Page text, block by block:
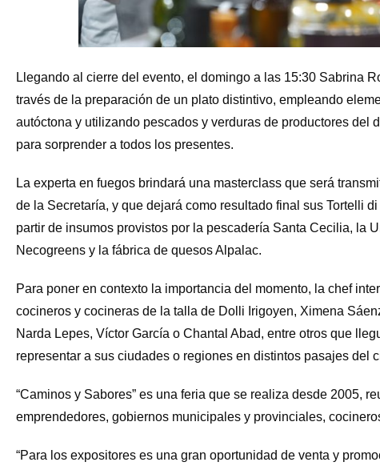
Llegando al cierre del evento, el domingo a las 15:30 Sabrina
través de la preparación de un plato distintivo, empleando
autóctona y utilizando pescados y verduras de productores del
para sorprender a todos los presentes.
La experta en fuegos brindará una masterclass que será
de la Secretaría, y que dejará como resultado final sus Tortelli
partir de insumos provistos por la pescadería Santa Cecilia, la
Necogreens y la fábrica de quesos Alpalac.
Para poner en contexto la importancia del momento, la chef
cocineros y cocineras de la talla de Dolli Irigoyen, Ximena
Narda Lepes, Víctor García o Chantal Abad, entre otros que
representar a sus ciudades o regiones en distintos pasajes del
“Caminos y Sabores” es una feria que se realiza desde 2005,
emprendedores, gobiernos municipales y provinciales,
“Para los expositores es una gran oportunidad de venta y